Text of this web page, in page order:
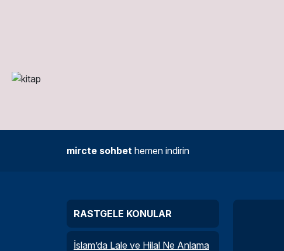
mircte sohbet hemen indirin
RASTGELE KONULAR
İslam’da Lale ve Hilal Ne Anlama